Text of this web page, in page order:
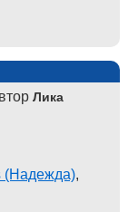
Лика
(Надежда),